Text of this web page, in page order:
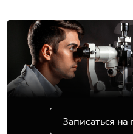
Записаться на